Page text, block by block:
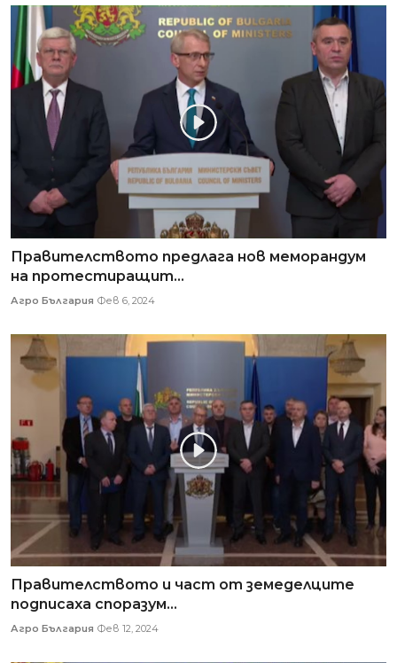
Правителството предлага нов меморандум
на протестиращит...
Агро България Фев 6, 2024
Правителството и част от земеделците
подписаха споразум...
Агро България Фев 12, 2024